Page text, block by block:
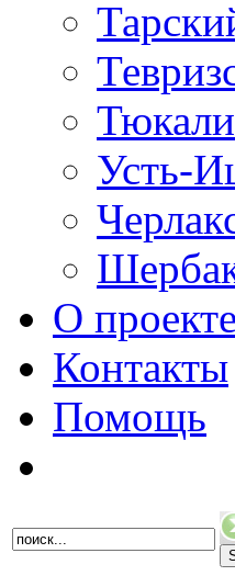
Усть-
О проекте
Контакты
Помощь